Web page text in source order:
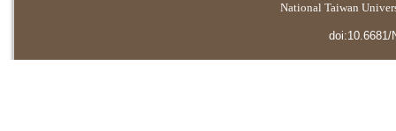
National Taiwan
doi:10.6681/